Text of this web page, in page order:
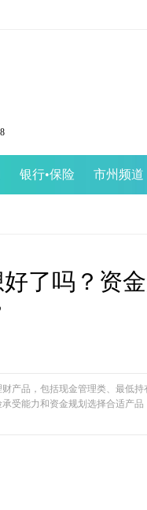
银行•保险 市州频道
了吗？资
产品，包括现金管理类、最低
受能力和资金规划选择合适产